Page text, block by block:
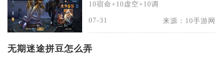
10宿命+10虚空+10调
07-31 来源：10手游网
无期迷途拼豆怎么弄